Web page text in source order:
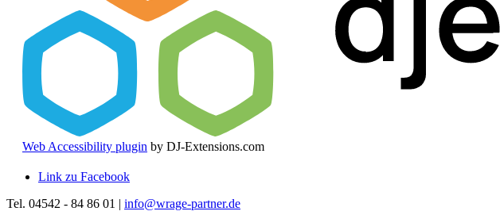
Web Accessibility plugin by DJ-Extensions.com
Link zu Facebook
Tel. 04542 - 84 86 01 | info@wrage-partner.de